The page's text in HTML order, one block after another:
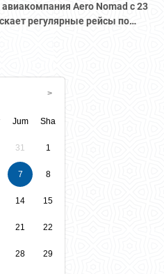
Aero Nomad с 23
регулярные рейсы по
Jum Sha
31 1
7 8
14 15
21 22
28 29